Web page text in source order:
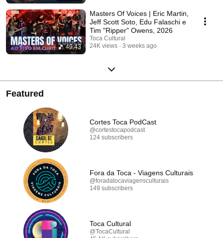
49:43
Masters Of Voices | Eric Martin,
Jeff Scott Soto, Edu Falaschi e
Tim "Ripper" Owens, 2026
Toca Cultural
24K views
3 weeks ago
Featured
Cortes Toca PodCast
@cortestocapodcast
124 subscribers
Fora da Toca - Viagens Culturais
@foradatocaviagensculturais
149 subscribers
Toca Cultural
@TocaCultural